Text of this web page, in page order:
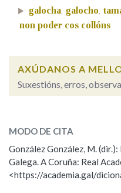
Contén
BUSCAR NO CONTIDO
galocha, galocho,
non poder cos collóns
AXÚDANOS A
Suxestións, erros,
ESCOLLE UNHA
Observación
Propoño mellorar a
MODO DE CITA
González González, M.
Galega. A Coruña: Real
<https://academia.gal/